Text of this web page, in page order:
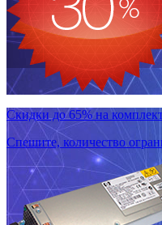
Скидки до 65% на
Спешите, количество